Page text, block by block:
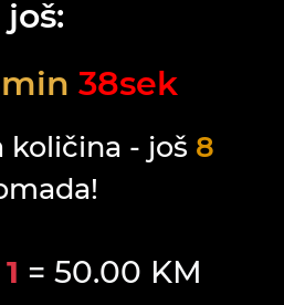
još:
min 38sek
- još 8
1 = 50.00 KM